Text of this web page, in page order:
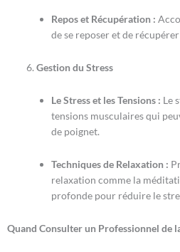
Repos et Récupération :
de se reposer et de
Gestion du Stress
Le Stress et les Tensions : Le
tensions musculaires qui
de poignet.
Techniques de Relaxation :
relaxation comme la
profonde pour réduire le
Quand Consulter un Professionnel de